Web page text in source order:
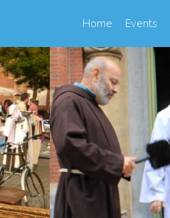
Home Events